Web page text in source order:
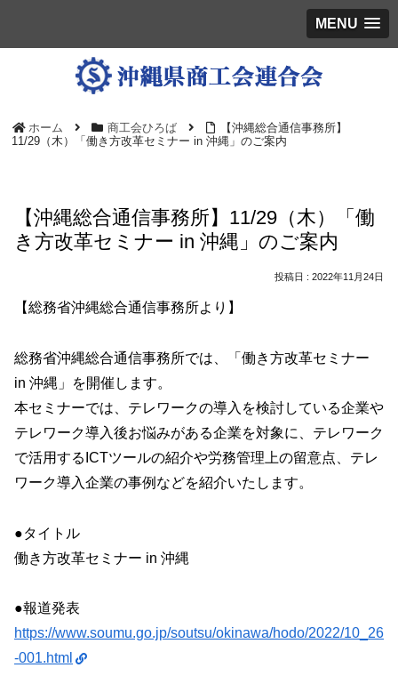
MENU
ホーム 商工会ひろば
【沖縄総合通信事務所】
11/29（木）「働き方改革セミナー in 沖縄」のご案内
【沖縄総合通信事務所】11/29（木）「働
き方改革セミナー in 沖縄」のご案内
2022年11月24日
【総務省沖縄総合通信事務所より】
総務省沖縄総合通信事務所では、「働き方改革セミナー
in 沖縄」を開催します。
本セミナーでは、テレワークの導入を検討している企業や
テレワーク導入後お悩みがある企業を対象に、テレワーク
で活用するICTツールの紹介や労務管理上の留意点、テレ
ワーク導入企業の事例などを紹介いたします。
●タイトル
働き方改革セミナー in 沖縄
●報道発表
https://www.soumu.go.jp/soutsu/okinawa/hodo/2022/10_26
-001.html